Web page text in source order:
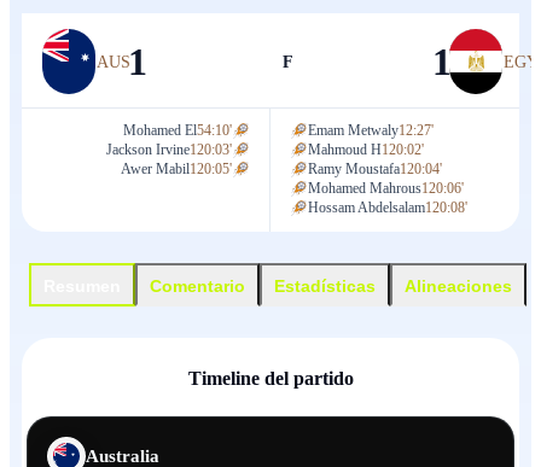
AUS1 F 1 EGY
Mohamed El54:10'
Jackson Irvine120:03'
Awer Mabil120:05'
Emam Metwaly12:27'
Mahmoud H120:02'
Ramy Moustafa120:04'
Mohamed Mahrous120:06'
Hossam Abdelsalam120:08'
Comentario Estadísticas Alineaciones
Timeline del partido
Australia